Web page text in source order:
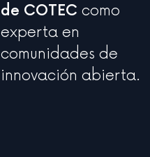
de COTEC como
experta en
comunidades de
innovación abierta.